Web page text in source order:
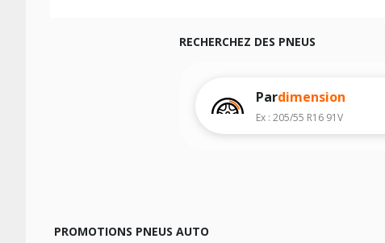
véhicule, sans oublier les indices de
RECHERCHEZ DES PNEUS
Pardimension
Ex : 205/55 R16 91V
PROMOTIONS PNEUS AUTO